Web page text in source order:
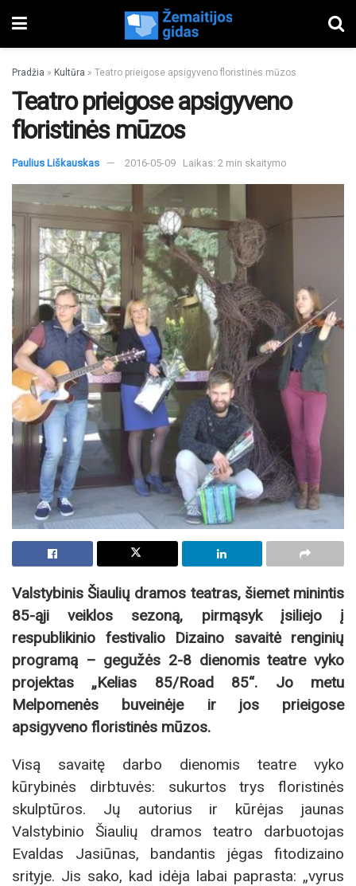
Pradžia » Kultūra » Teatro prieigose apsigyveno floristinės mūzos
Teatro prieigose apsigyveno
floristinės mūzos
Paulius Liškauskas 2016-05-09 Laikas: 2 min skaitymo
Valstybinis Šiaulių dramos teatras, šiemet minintis
85-ąji veiklos sezoną, pirmąsyk įsiliejo į
respublikinio festivalio Dizaino savaitė renginių
programą – gegužės 2-8 dienomis teatre vyko
projektas „Kelias 85/Road 85“. Jo metu
Melpomenės buveinėje ir jos prieigose
apsigyveno floristinės mūzos.
Visą savaitę darbo dienomis teatre vyko
kūrybinės dirbtuvės: sukurtos trys floristinės
skulptūros. Jų autorius ir kūrėjas jaunas
Valstybinio Šiaulių dramos teatro darbuotojas
Evaldas Jasiūnas, bandantis jėgas fitodizaino
srityje. Jis sako, kad idėja labai paprasta: „vyrus